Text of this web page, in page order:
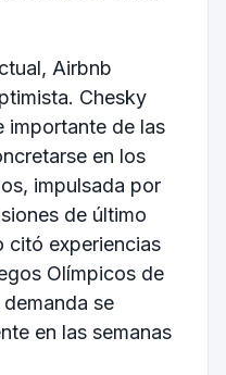
Airbnb
Chesky
importante de las
en los
impulsada por
de último
citó experiencias
Olímpicos de
se
en las semanas